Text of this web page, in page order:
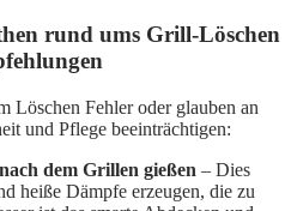
rund ums Grill-Löschen
Löschen Fehler oder glauben an
und Pflege beeinträchtigen:
dem Grillen gießen – Dies
heiße Dämpfe erzeugen, die zu